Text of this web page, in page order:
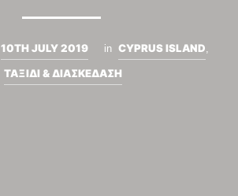
10TH JULY 2019 in CYPRUS ISLAND,
ΤΑΞΙΔΙ & ΔΙΑΣΚΕΔΑΣΗ